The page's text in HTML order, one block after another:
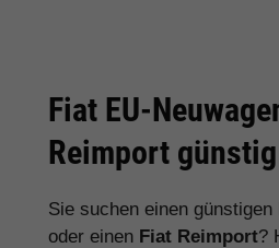
Fiat EU-
Reimport
Sie suchen einen günstigen
oder einen Fiat Reimport?